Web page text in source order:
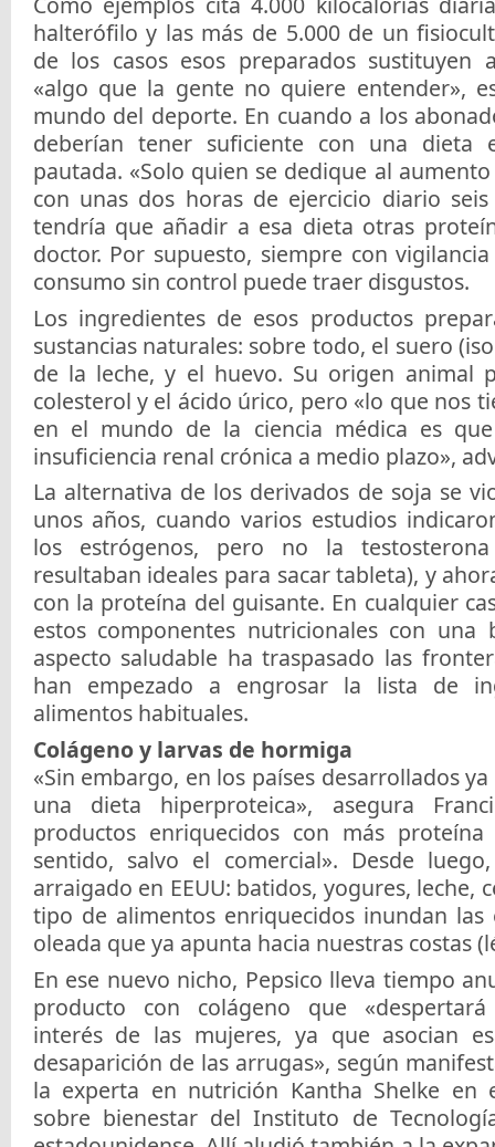
halterófilo y las más de 5.000 de un
de los casos esos preparados sustituyen
«algo que la gente no quiere entender»,
mundo del deporte. En cuando a los
deberían tener suficiente con una dieta
pautada. «Solo quien se dedique al
con unas dos horas de ejercicio diario
tendría que añadir a esa dieta otras
doctor. Por supuesto, siempre con
consumo sin control puede traer disgustos.
Los ingredientes de esos productos
sustancias naturales: sobre todo, el suero
de la leche, y el huevo. Su origen animal
colesterol y el ácido úrico, pero «lo que nos
en el mundo de la ciencia médica es
insuficiencia renal crónica a medio plazo»,
La alternativa de los derivados de soja se
unos años, cuando varios estudios
los estrógenos, pero no la
resultaban ideales para sacar tableta), y
con la proteína del guisante. En cualquier
estos componentes nutricionales con
aspecto saludable ha traspasado las
han empezado a engrosar la lista de
alimentos habituales.
Colágeno y larvas de hormiga
«Sin embargo, en los países desarrollados
una dieta hiperproteica», asegura
productos enriquecidos con más
sentido, salvo el comercial». Desde
arraigado en EEUU: batidos, yogures, leche,
tipo de alimentos enriquecidos inundan las
oleada que ya apunta hacia nuestras costas
En ese nuevo nicho, Pepsico lleva tiempo
producto con colágeno que
interés de las mujeres, ya que asocian
desaparición de las arrugas», según
la experta en nutrición Kantha Shelke en
sobre bienestar del Instituto de